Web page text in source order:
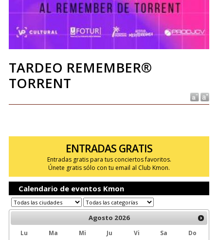
TARDEO REMEMBER®
TORRENT
ENTRADAS GRATIS
Entradas gratis para tus conciertos favoritos.
Únete gratis sólo con tu email al Club Kmon.
Calendario de eventos Kmon
Agosto 2026
Lu Ma Mi Ju Vi Sa
Do